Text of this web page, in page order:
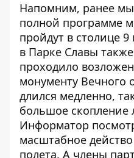
Напомним, ранее мы
полной программе
пройдут в столице 9
в Парке Славы также
проходило
монументу Вечного
длился медленно,
большое скопление
Информатор
масштабное действо
полета. А члены